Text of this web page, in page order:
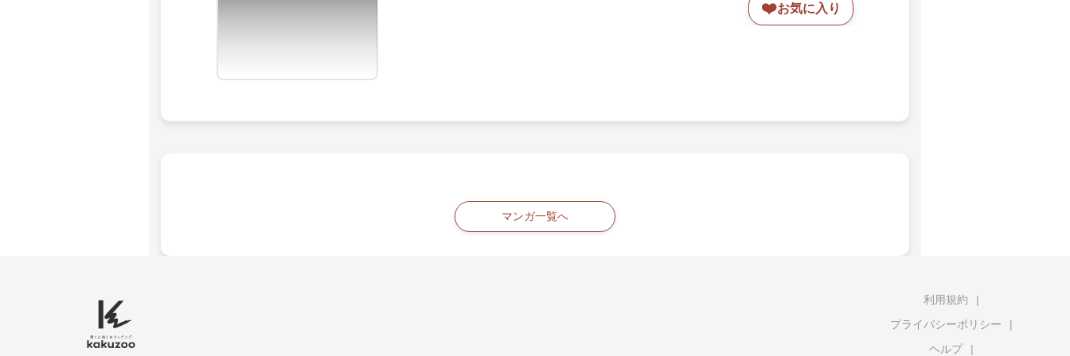
❤️お気に入り
マンガ一覧へ
利用規約
プライバシーポリシー
ヘルプ